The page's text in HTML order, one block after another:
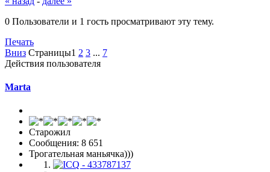
0 Пользователи и 1 гость просматривают эту тему.
Печать
Вниз Страницы1 2 3 ... 7
Действия пользователя
Marta
Старожил
Сообщения: 8 651
Трогательная маньячка)))